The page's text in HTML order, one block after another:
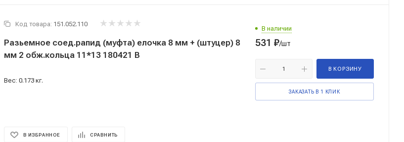
Код товара: 151.052.110
Разьемное соед.рапид (муфта) елочка 8 мм + (штуцер) 8
мм 2 обж.кольца 11*13 180421 В
Вес: 0.173 кг.
В ИЗБРАННОЕ СРАВНИТЬ
В наличии
531 ₽/шт
В КОРЗИНУ
ЗАКАЗАТЬ В 1 КЛИК